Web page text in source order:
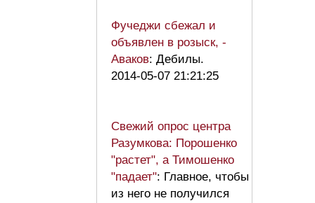
Фучеджи сбежал и
объявлен в розыск, -
Аваков: Дебилы.
2014-05-07 21:21:25
Свежий опрос центра
Разумкова: Порошенко
"растет", а Тимошенко
"падает": Главное, чтобы
из него не получился